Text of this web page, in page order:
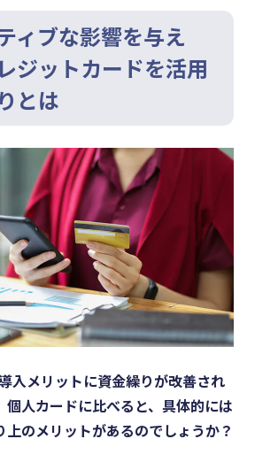
ィブな影響を与え
ジットカードを活用
とは
入メリットに資金繰りが改善され
個人カードに比べると、具体的には
上のメリットがあるのでしょうか？